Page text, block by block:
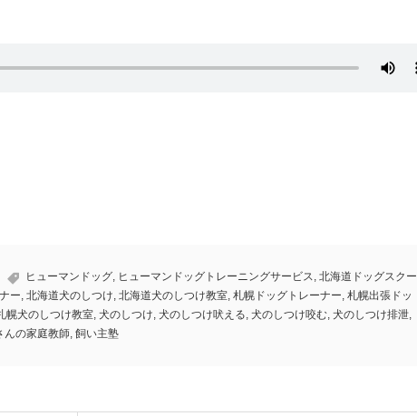
ヒューマンドッグ, ヒューマンドッグトレーニングサービス, 北海道ドッグスクー
ー, 北海道犬のしつけ, 北海道犬のしつけ教室, 札幌ドッグトレーナー, 札幌出張ドッ
幌犬のしつけ教室, 犬のしつけ, 犬のしつけ吠える, 犬のしつけ咬む, 犬のしつけ排泄,
んの家庭教師, 飼い主塾